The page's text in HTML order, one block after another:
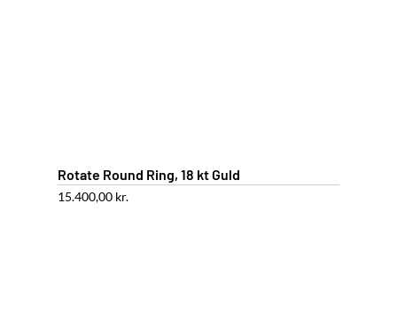
Rotate Round Ring, 18 kt Guld
15.400,00 kr.